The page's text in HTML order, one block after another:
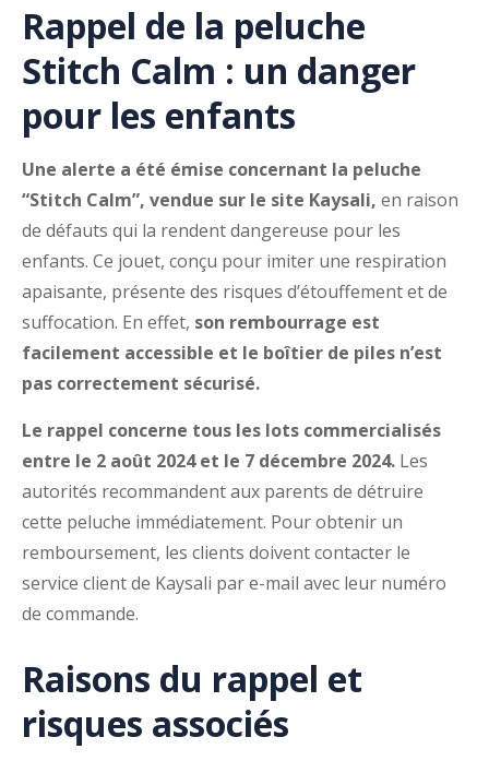
Rappel de la peluche
Stitch Calm : un danger
pour les enfants
Une alerte a été émise concernant la peluche
“Stitch Calm”, vendue sur le site Kaysali, en raison
de défauts qui la rendent dangereuse pour les
enfants. Ce jouet, conçu pour imiter une respiration
apaisante, présente des risques d’étouffement et de
suffocation. En effet, son rembourrage est
facilement accessible et le boîtier de piles n’est
pas correctement sécurisé.
Le rappel concerne tous les lots commercialisés
entre le 2 août 2024 et le 7 décembre 2024. Les
autorités recommandent aux parents de détruire
cette peluche immédiatement. Pour obtenir un
remboursement, les clients doivent contacter le
service client de Kaysali par e-mail avec leur numéro
de commande.
Raisons du rappel et
risques associés